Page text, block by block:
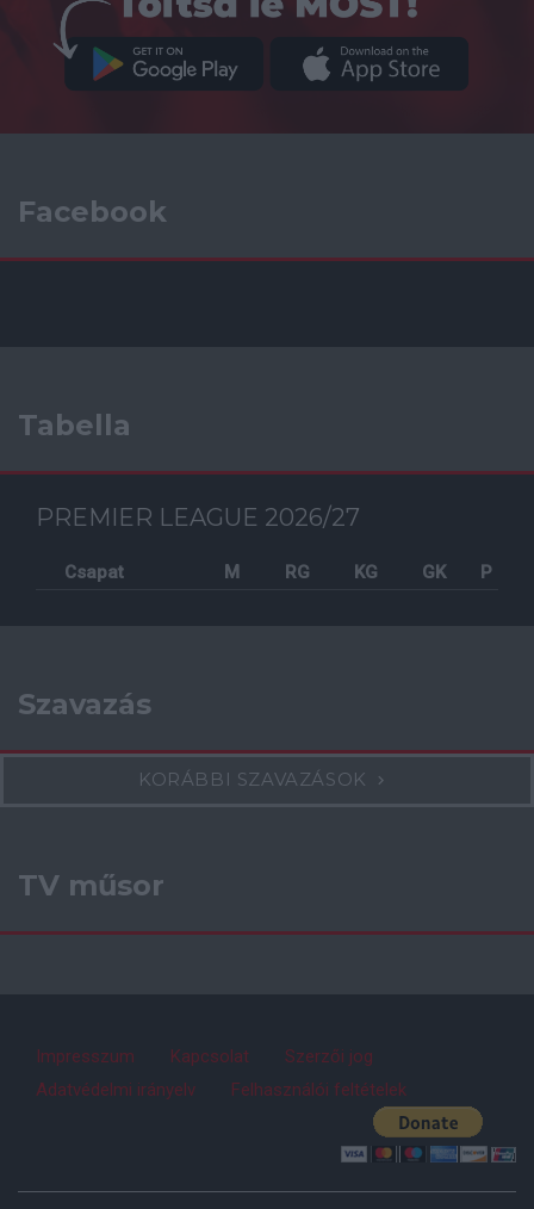
Facebook
Tabella
PREMIER LEAGUE 2026/27
Csapat M RG KG GK P
Szavazás
KORÁBBI SZAVAZÁSOK
TV műsor
Impresszum Kapcsolat
Szerzői jog
Adatvédelmi irányelv
Felhasználói feltételek